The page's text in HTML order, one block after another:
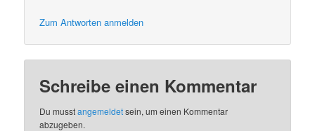
Zum Antworten anmelden
Schreibe einen Kommentar
Du musstangemeldetsein, um einen Kommentar
abzugeben.